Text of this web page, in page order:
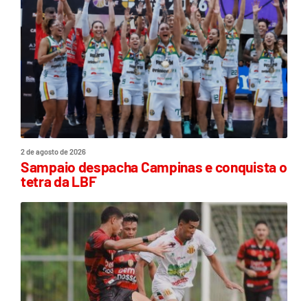
2 de agosto de 2026
Sampaio despacha Campinas e conquista o
tetra da LBF